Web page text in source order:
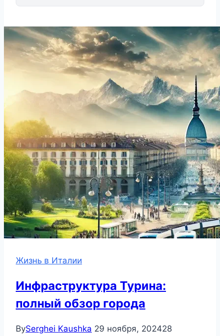
Жизнь в Италии
Инфраструктура Турина:
полный обзор города
BySerghei Kaushka 29 ноября, 202428